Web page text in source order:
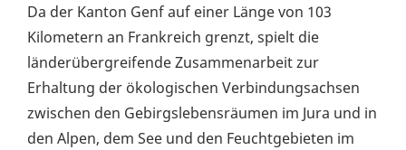
Da der Kanton Genf auf einer Länge von 103
Kilometern an Frankreich grenzt, spielt die
länderübergreifende Zusammenarbeit zur
Erhaltung der ökologischen Verbindungsachsen
zwischen den Gebirgslebensräumen im Jura und in
den Alpen, dem See und den Feuchtgebieten im